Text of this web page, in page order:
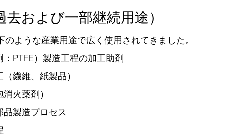
および一部継続用途）
のような産業用途で広く使用されてきました。
PTFE）製造工程の加工助剤
繊維、紙製品）
火薬剤）
製造プロセス